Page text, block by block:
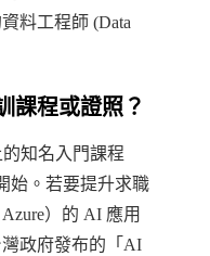
料工程師 (Data
課程或證照？
的知名入門課程
始。若要提升求職
）的 AI 應用
政府發布的「AI